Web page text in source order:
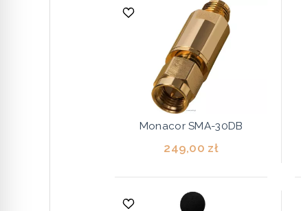
Monacor SMA-30DB
249,00 zł